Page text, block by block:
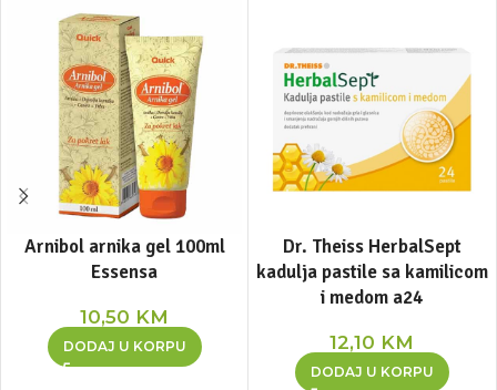
Arnibol arnika gel 100ml
Essensa
10,50 KM
DODAJ U KORPU
Dr. Theiss HerbalSept
kadulja pastile sa kamilicom
i medom a24
12,10 KM
DODAJ U KORPU